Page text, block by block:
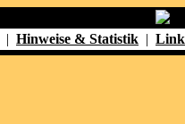
| Hinweise & Statistik |